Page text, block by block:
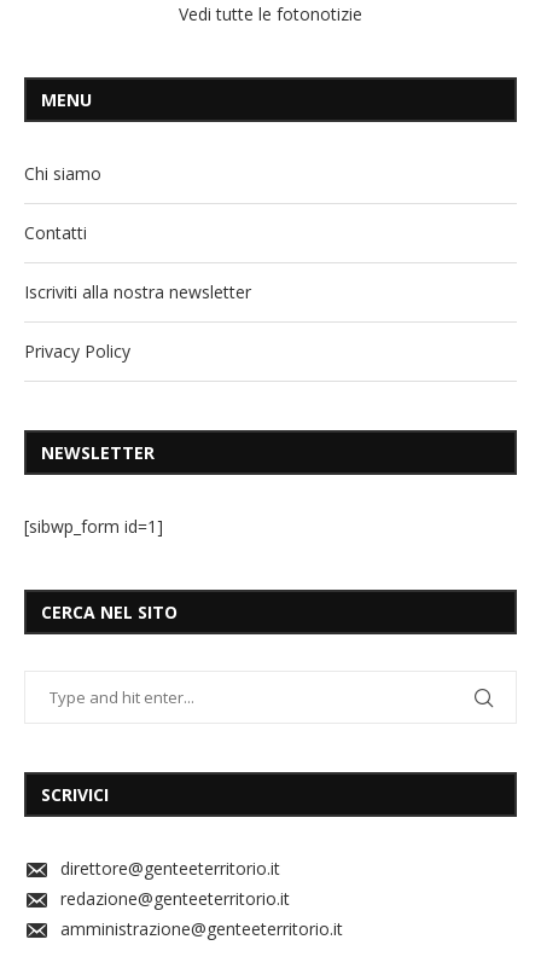
Vedi tutte le fotonotizie
MENU
Chi siamo
Contatti
Iscriviti alla nostra newsletter
Privacy Policy
NEWSLETTER
[sibwp_form id=1]
CERCA NEL SITO
SCRIVICI
direttore@genteeterritorio.it
redazione@genteeterritorio.it
amministrazione@genteeterritorio.it